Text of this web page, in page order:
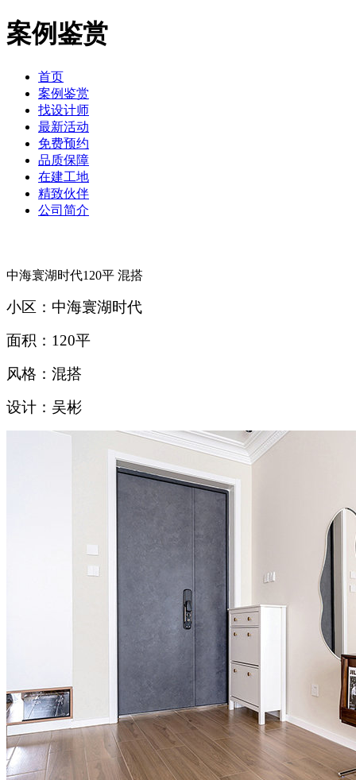
案例鉴赏
首页
案例鉴赏
找设计师
最新活动
免费预约
品质保障
在建工地
精致伙伴
公司简介
中海寰湖时代120平 混搭
小区：中海寰湖时代
面积：120平
风格：混搭
设计：吴彬